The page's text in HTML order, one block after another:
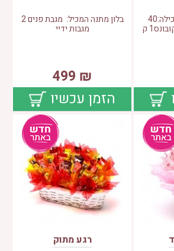
לוליפופ ממתקים מכילה:40 בלון מתנה המכיל: מגבת פנים 2
מגבות ידיי
₪
499
הזמן עכשיו
רגע מתוק